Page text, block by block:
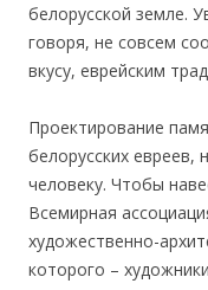
белорусской земле.
говоря, не совсем
вкусу, еврейским
Проектирование
белорусских
человеку. Чтобы
Всемирная
художественно-
которого –